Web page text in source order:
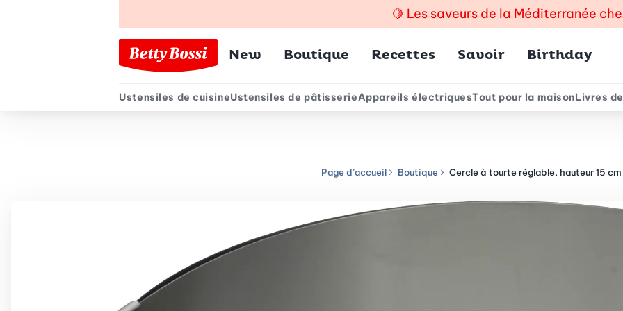
🍋 Les saveurs de la Méditerranée
Menu principal
New Boutique Recettes Savoir Birthday
Menu secondaire
Ustensiles de cuisineUstensiles de pâtisserieAppareils électriquesTout pour la maisonLivres
Page d’accueil Boutique Cercle à tourte réglable, hauteur 15 cm